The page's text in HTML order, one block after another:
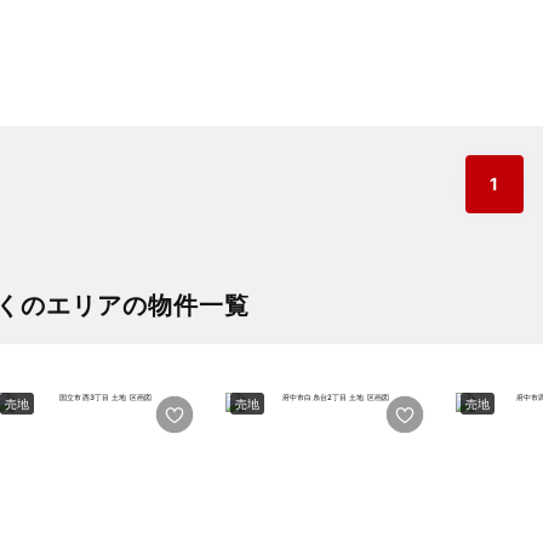
1
のエリアの物件一覧
売地 売地 売地